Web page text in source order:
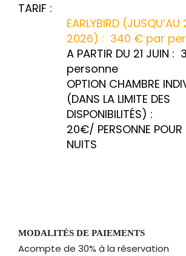
TARIF :
EARLYBIRD
2026) : 340 € par
A PARTIR DU 21 JUIN
personne
OPTION CHAMBRE
(DANS LA LIMITE DES
DISPONIBILITÉS) :
20€/ PERSONNE POUR
NUITS
MODALITÉS DE PAIEMENTS
Acompte de 30% à la réservation